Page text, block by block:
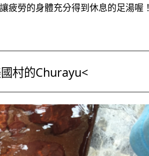
疲勞的身體充分得到休息的足湯喔！
村的Churayu<